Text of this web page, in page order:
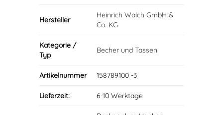
Hersteller
Heinrich Walch GmbH &
Co. KG
Kategorie /
Typ
Becher und Tassen
Artikelnummer 158789100 -3
Lieferzeit: 6-10 Werktage